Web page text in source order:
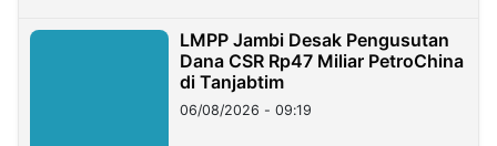
LMPP Jambi Desak Pengusutan
Dana CSR Rp47 Miliar PetroChina
di Tanjabtim
06/08/2026 - 09:19